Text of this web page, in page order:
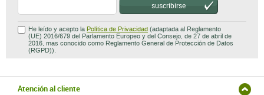
suscribirse
He leído y acepto la Política de Privacidad (adaptada al Reglamento
(UE) 2016/679 del Parlamento Europeo y del Consejo, de 27 de abril de
2016, mas conocido como Reglamento General de Protección de Datos
(RGPD)).
Atención al cliente